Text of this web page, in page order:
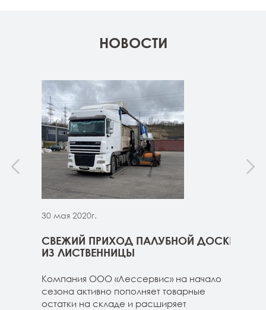
НОВОСТИ
30 мая 2020г.
СВЕЖИЙ ПРИХОД ПАЛУБНОЙ ДОСКИ
ИЗ ЛИСТВЕННИЦЫ
Компания ООО «Лессервис» на начало
сезона активно пополняет товарные
остатки на складе и расширяет